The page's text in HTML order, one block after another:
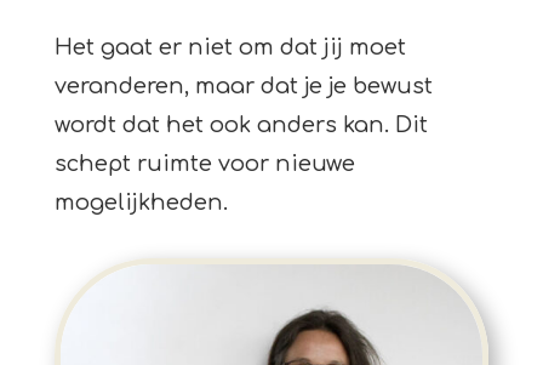
Het gaat er niet om dat jij moet
veranderen, maar dat je je bewust
wordt dat het ook anders kan. Dit
schept ruimte voor nieuwe
mogelijkheden.